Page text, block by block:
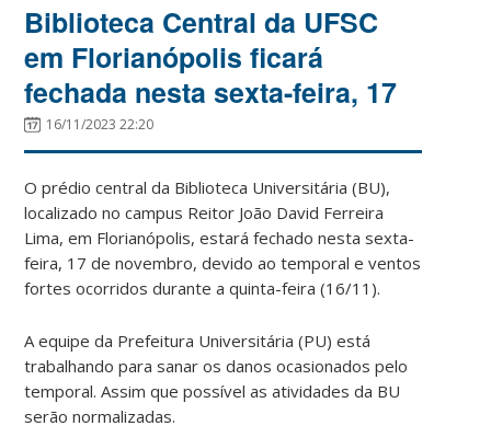
Biblioteca Central da UFSC
em Florianópolis ficará
fechada nesta sexta-feira, 17
16/11/2023 22:20
O prédio central da Biblioteca Universitária (BU),
localizado no campus Reitor João David Ferreira
Lima, em Florianópolis, estará fechado nesta sexta-
feira, 17 de novembro, devido ao temporal e ventos
fortes ocorridos durante a quinta-feira (16/11).
A equipe da Prefeitura Universitária (PU) está
trabalhando para sanar os danos ocasionados pelo
temporal. Assim que possível as atividades da BU
serão normalizadas.